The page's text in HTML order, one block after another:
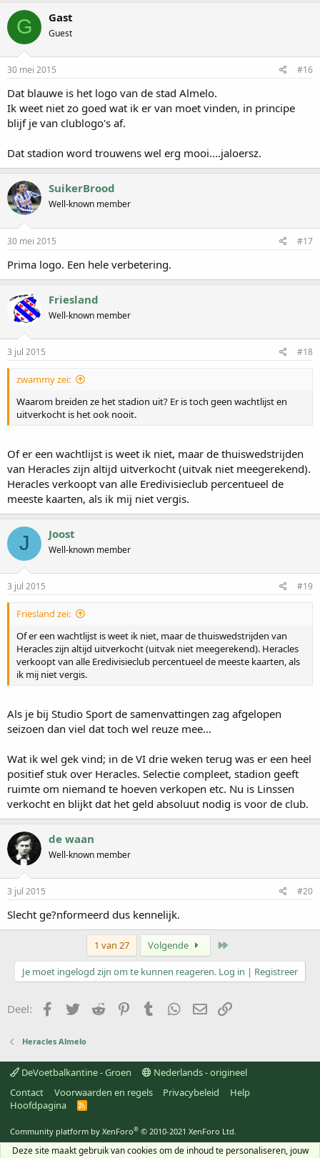
G Gast
Guest
30 mei 2015 #16
Dat blauwe is het logo van de stad Almelo.
Ik weet niet zo goed wat ik er van moet vinden, in principe
blijf je van clublogo's af.
Dat stadion word trouwens wel erg mooi....jaloersz.
SuikerBrood
Well-known member
30 mei 2015 #17
Prima logo. Een hele verbetering.
Friesland
Well-known member
3 jul 2015 #18
zwammy zei:
Waarom breiden ze het stadion uit? Er is toch geen wachtlijst en
uitverkocht is het ook nooit.
Of er een wachtlijst is weet ik niet, maar de thuiswedstrijden
van Heracles zijn altijd uitverkocht (uitvak niet meegerekend).
Heracles verkoopt van alle Eredivisieclub percentueel de
meeste kaarten, als ik mij niet vergis.
J Joost
Well-known member
3 jul 2015 #19
Friesland zei:
Of er een wachtlijst is weet ik niet, maar de thuiswedstrijden van
Heracles zijn altijd uitverkocht (uitvak niet meegerekend). Heracles
verkoopt van alle Eredivisieclub percentueel de meeste kaarten, als
ik mij niet vergis.
Als je bij Studio Sport de samenvattingen zag afgelopen
seizoen dan viel dat toch wel reuze mee...
Wat ik wel gek vind; in de VI drie weken terug was er een heel
positief stuk over Heracles. Selectie compleet, stadion geeft
ruimte om niemand te hoeven verkopen etc. Nu is Linssen
verkocht en blijkt dat het geld absoluut nodig is voor de club.
de waan
Well-known member
3 jul 2015 #20
Slecht ge?nformeerd dus kennelijk.
1 van 27 Volgende
Je moet ingelogd zijn om te kunnen reageren. Log in | Registreer
Deel: Facebook
Twitter Reddit PinterestTumblr WhatsApp
E-mail
Heracles Almelo
DeVoetbalkantine - Groen
Nederlands - origineel
Contact
Voorwaarden en regels Privacybeleid
Help
Hoofdpagina
R
Community platform by XenForo® © 2010-2021 XenForo Ltd.
Deze site maakt gebruik van cookies om de inhoud te personaliseren, jouw